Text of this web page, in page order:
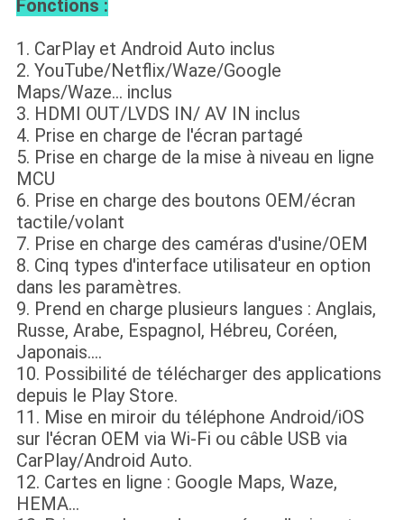
Fonctions :
1. CarPlay et Android Auto inclus
2. YouTube/Netflix/Waze/Google
Maps/Waze... inclus
3. HDMI OUT/LVDS IN/ AV IN inclus
4. Prise en charge de l'écran partagé
5. Prise en charge de la mise à niveau en ligne
MCU
6. Prise en charge des boutons OEM/écran
tactile/volant
7. Prise en charge des caméras d'usine/OEM
8. Cinq types d'interface utilisateur en option
dans les paramètres.
9. Prend en charge plusieurs langues : Anglais,
Russe, Arabe, Espagnol, Hébreu, Coréen,
Japonais....
10. Possibilité de télécharger des applications
depuis le Play Store.
11. Mise en miroir du téléphone Android/iOS
sur l'écran OEM via Wi-Fi ou câble USB via
CarPlay/Android Auto.
12. Cartes en ligne : Google Maps, Waze,
HEMA...